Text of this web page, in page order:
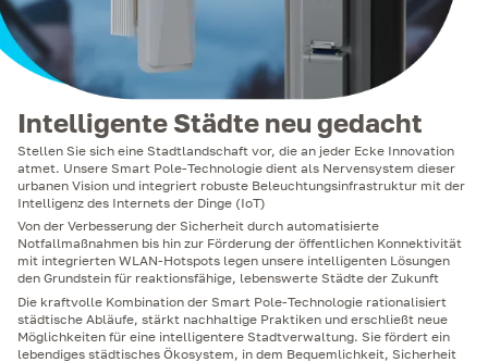
Intelligente Städte neu gedacht
Stellen Sie sich eine Stadtlandschaft vor, die an jeder Ecke Innovation
atmet. Unsere Smart Pole-Technologie dient als Nervensystem dieser
urbanen Vision und integriert robuste Beleuchtungsinfrastruktur mit der
Intelligenz des Internets der Dinge (IoT)
Von der Verbesserung der Sicherheit durch automatisierte
Notfallmaßnahmen bis hin zur Förderung der öffentlichen Konnektivität
mit integrierten WLAN-Hotspots legen unsere intelligenten Lösungen
den Grundstein für reaktionsfähige, lebenswerte Städte der Zukunft
Die kraftvolle Kombination der Smart Pole-Technologie rationalisiert
städtische Abläufe, stärkt nachhaltige Praktiken und erschließt neue
Möglichkeiten für eine intelligentere Stadtverwaltung. Sie fördert ein
lebendiges städtisches Ökosystem, in dem Bequemlichkeit, Sicherheit